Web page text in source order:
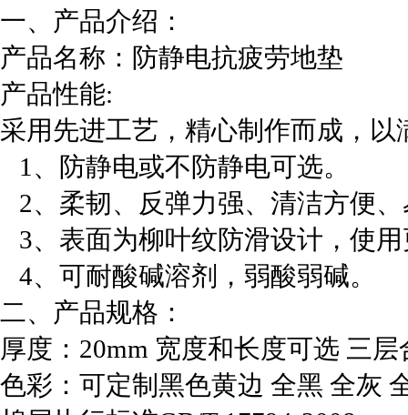
一、产品介绍：
产品名称：防静电抗疲劳地垫
产品性能:
采用先进工艺，精心制作而成，
1、防静电或不防静电可选。
2、柔韧、反弹力强、清洁方便
3、表面为柳叶纹防滑设计，使
4、可耐酸碱溶剂，弱酸弱碱。
二、产品规格：
厚度：20mm 宽度和长度可选 三
色彩：可定制黑色黄边 全黑 全灰